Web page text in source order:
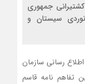
جمهوری
سیستان و
رسانی سازمان
تفاهم نامه قاسم